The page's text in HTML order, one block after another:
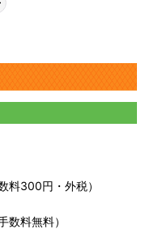
300円・外税）
数料無料）